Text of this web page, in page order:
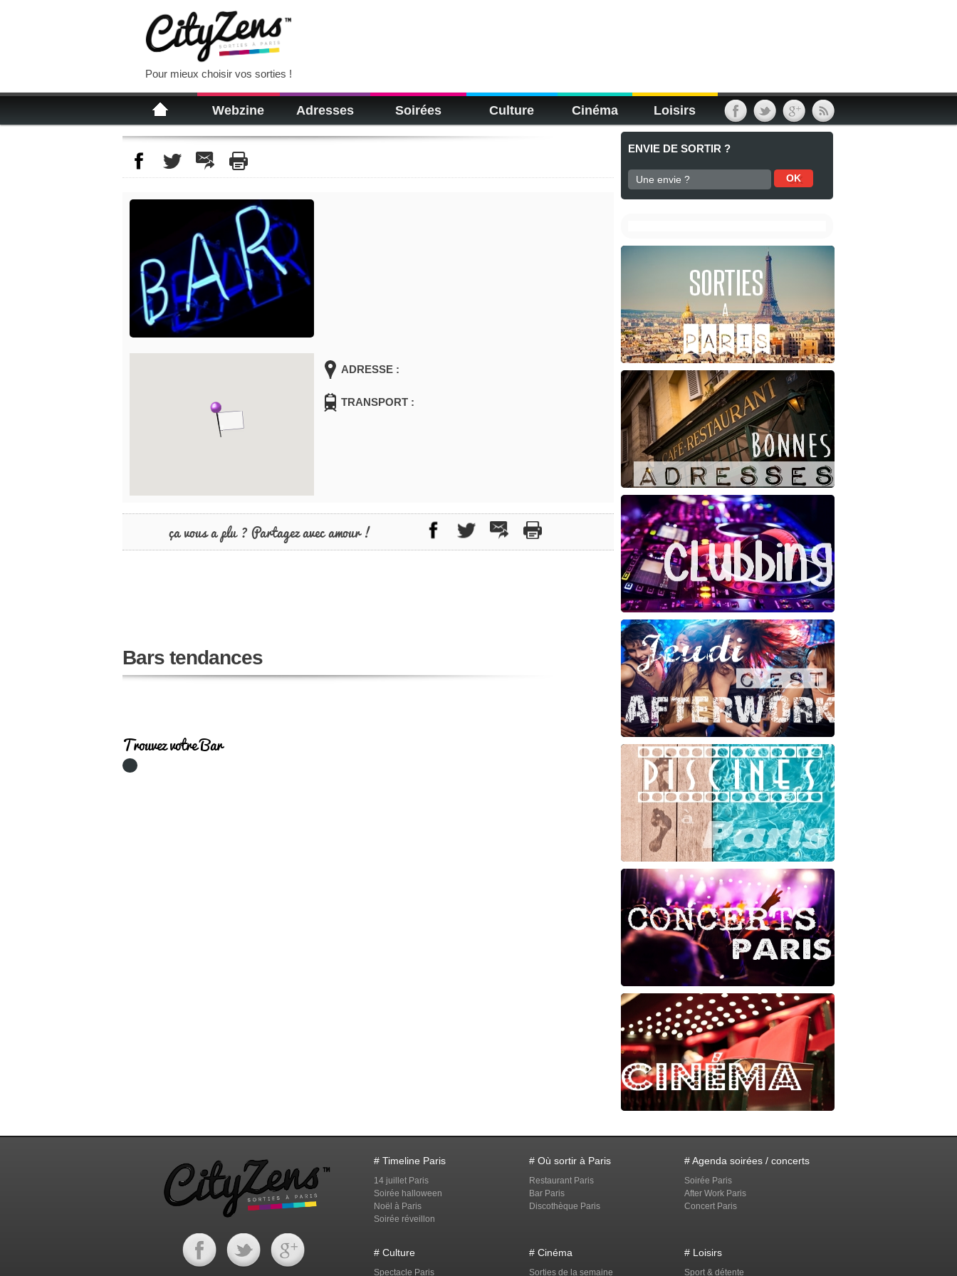
Pour mieux choisir vos sorties !
Webzine Adresses Soirées Culture Cinéma Loisirs
ADRESSE :
TRANSPORT :
ça vous a plu ? Partagez avec amour !
Bars tendances
Trouvez votre Bar
ENVIE DE SORTIR ?
# Timeline Paris
14 juillet Paris
Soirée halloween
Noël à Paris
Soirée réveillon
# Où sortir à Paris
Restaurant Paris
Bar Paris
Discothèque Paris
# Agenda soirées / concerts
Soirée Paris
After Work Paris
Concert Paris
# Culture
Spectacle Paris
# Cinéma
Sorties de la semaine
# Loisirs
Sport & détente